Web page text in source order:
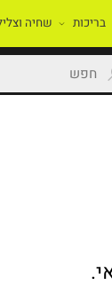
שחיה וצלילה